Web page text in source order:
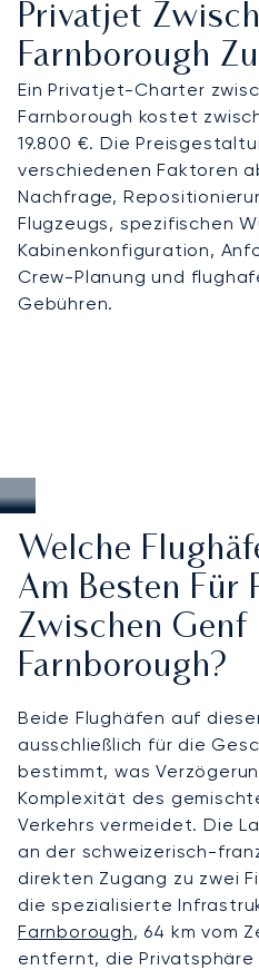
Privatjet
Farnborough
Ein Privatjet-Charter
Farnborough kostet
19.800 €. Die
verschiedenen Faktoren
Nachfrage,
Flugzeugs, spezifischen
Kabinenkonfiguration,
Crew-Planung und
Gebühren.
Welche
Am Besten Für
Zwischen Genf
Farnborough?
Beide Flughäfen auf
ausschließlich für die
bestimmt, was
Komplexität des
Verkehrs vermeidet. Die
an der schweizerisch-
direkten Zugang zu zwei
die spezialisierte
Farnborough, 64 km vom
entfernt, die